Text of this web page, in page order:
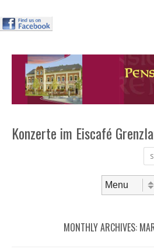
Konzerte im Eiscafé
Search
MONTHLY ARCHIVES: